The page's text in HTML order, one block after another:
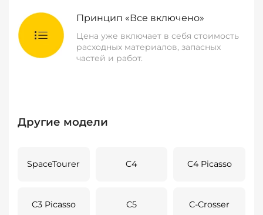
Принцип «Все включено»
Цена уже включает в себя стоимость
расходных материалов, запасных
частей и работ.
Другие модели
SpaceTourer C4 C4 Picasso
C3 Picasso C5 C-Crosser